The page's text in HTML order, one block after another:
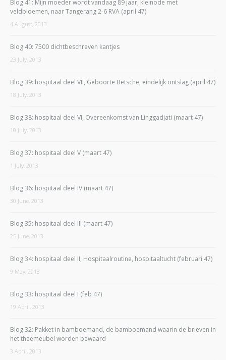
Blog 41: Mijn moeder wordt vandaag 89 jaar, kleinode met
veldbloemen, naar Tangerang 2-6 RVA (april 47)
4 August, 2013
Blog 40: 7500 dichtbeschreven kantjes
23 July, 2013
Blog 39: hospitaal deel VII, Geboorte Betsche, eindelijk ontslag (april 47)
18 July, 2013
Blog 38: hospitaal deel VI, Overeenkomst van Linggadjati (maart 47)
10 July, 2013
Blog 37: hospitaal deel V (maart 47)
1 July, 2013
Blog 36: hospitaal deel IV (maart 47)
30 June, 2013
Blog 35: hospitaal deel III (maart 47)
25 June, 2013
Blog 34: hospitaal deel II, Hospitaalroutine, hospitaaltucht (februari 47)
9 May, 2013
Blog 33: hospitaal deel I (feb 47)
19 April, 2013
Blog 32: Pakket in bamboemand, de bamboemand waarin de brieven in
het theemeubel worden bewaard
3 April, 2013